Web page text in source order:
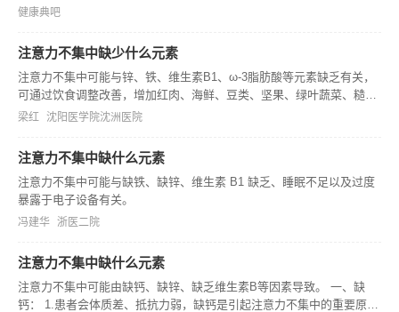
作用，缺乏锌时可能影响神经系统功能，进而导致注意力不集中。锌参
神经递
健康典吧
注意力不集中缺少什么元素
注意力不集中可能与锌、铁、维生素B1、ω-3脂肪酸等元素缺乏有关，
可通过饮食调整改善，增加红肉、海鲜、豆类、坚果、绿叶蔬菜、糙
米、全麦面包、猪肉、鱼类、亚麻籽油、核桃等食物摄入，同时注意饮
梁红 沈阳医学院沈洲医院
注意力不集中缺什么元素
注意力不集中可能与缺铁、缺锌、维生素 B1 缺乏、睡眠不足以及过度
暴露于电子设备有关。
冯建华 浙医二院
注意力不集中缺什么元素
注意力不集中可能由缺钙、缺锌、缺乏维生素B等因素导致。 一、缺
钙： 1.患者会体质差、抵抗力弱，缺钙是引起注意力不集中的重要原